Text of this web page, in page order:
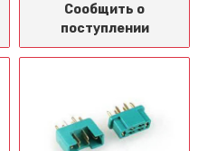
Сообщить о
поступлении